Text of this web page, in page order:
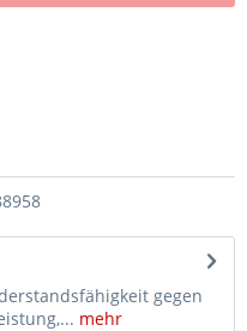
gegen
mehr